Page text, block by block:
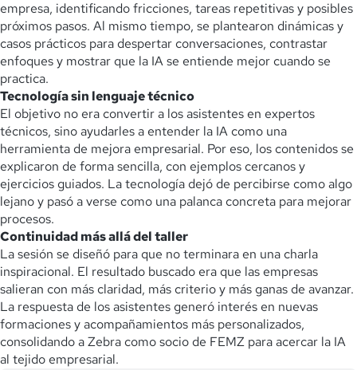
empresa, identificando fricciones, tareas repetitivas y posibles
próximos pasos. Al mismo tiempo, se plantearon dinámicas y
casos prácticos para despertar conversaciones, contrastar
enfoques y mostrar que la IA se entiende mejor cuando se
practica.
Tecnología sin lenguaje técnico
El objetivo no era convertir a los asistentes en expertos
técnicos, sino ayudarles a entender la IA como una
herramienta de mejora empresarial. Por eso, los contenidos se
explicaron de forma sencilla, con ejemplos cercanos y
ejercicios guiados. La tecnología dejó de percibirse como algo
lejano y pasó a verse como una palanca concreta para mejorar
procesos.
Continuidad más allá del taller
La sesión se diseñó para que no terminara en una charla
inspiracional. El resultado buscado era que las empresas
salieran con más claridad, más criterio y más ganas de avanzar.
La respuesta de los asistentes generó interés en nuevas
formaciones y acompañamientos más personalizados,
consolidando a Zebra como socio de FEMZ para acercar la IA
al tejido empresarial.